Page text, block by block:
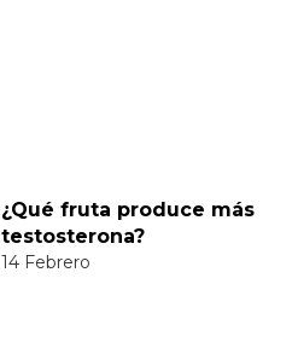
¿Qué fruta produce más
testosterona?
14 Febrero